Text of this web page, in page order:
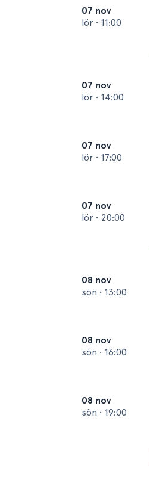
07 nov
lör • 11:00
07 nov
lör • 14:00
07 nov
lör • 17:00
07 nov
lör • 20:00
08 nov
sön • 13:00
08 nov
sön • 16:00
08 nov
sön • 19:00